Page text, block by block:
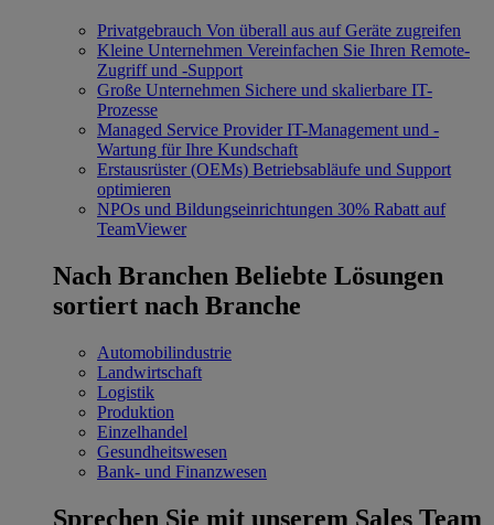
Privatgebrauch Von überall aus auf Geräte zugreifen
Kleine Unternehmen Vereinfachen Sie Ihren Remote-
Zugriff und -Support
Große Unternehmen Sichere und skalierbare IT-
Prozesse
Managed Service Provider IT-Management und -
Wartung für Ihre Kundschaft
Erstausrüster (OEMs) Betriebsabläufe und Support
optimieren
NPOs und Bildungseinrichtungen 30% Rabatt auf
TeamViewer
Nach Branchen Beliebte Lösungen
sortiert nach Branche
Automobilindustrie
Landwirtschaft
Logistik
Produktion
Einzelhandel
Gesundheitswesen
Bank- und Finanzwesen
Sprechen Sie mit unserem Sales Team